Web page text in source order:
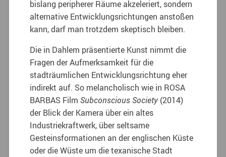
bislang peripherer Räume akzeleriert, sondern
alternative Entwicklungsrichtungen anstoßen
kann, darf man trotzdem skeptisch bleiben.
Die in Dahlem präsentierte Kunst nimmt die
Fragen der Aufmerksamkeit für die
stadträumlichen Entwicklungsrichtung eher
indirekt auf. So melancholisch wie in ROSA
BARBAS FilmSubconscious Society (2014)
der Blick der Kamera über ein altes
Industriekraftwerk, über seltsame
Gesteinsformationen an der englischen Küste
oder die Wüste um die texanische Stadt